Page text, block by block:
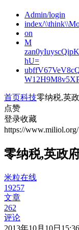
Admin/login
index/
on
M
hU=
首页科技零纳税,英
点赞
登录收藏
https://
零纳税,英政
米粒在线
19257
文章
262
评论